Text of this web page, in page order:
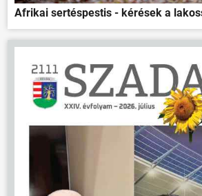
Afrikai sertéspestis - kérések a